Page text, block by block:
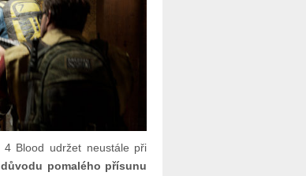
Blood udržet neustále při
pomalého přísunu